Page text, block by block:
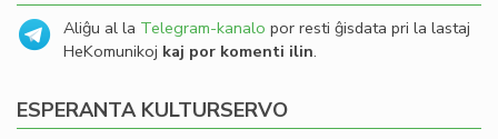
Aliĝu al la Telegram-kanalo por resti ĝisdata pri la lastaj
HeKomunikoj kaj por komenti ilin.
ESPERANTA KULTURSERVO